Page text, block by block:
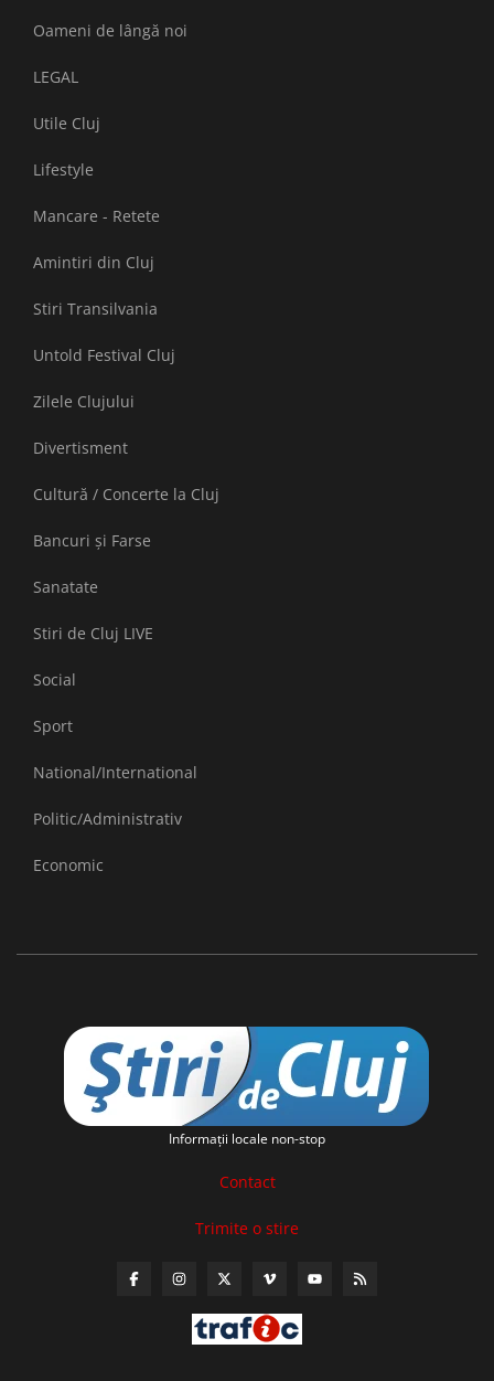
Oameni de lângă noi
LEGAL
Utile Cluj
Lifestyle
Mancare - Retete
Amintiri din Cluj
Stiri Transilvania
Untold Festival Cluj
Zilele Clujului
Divertisment
Cultură / Concerte la Cluj
Bancuri și Farse
Sanatate
Stiri de Cluj LIVE
Social
Sport
National/International
Politic/Administrativ
Economic
Informaţii locale non-stop
Contact
Trimite o stire